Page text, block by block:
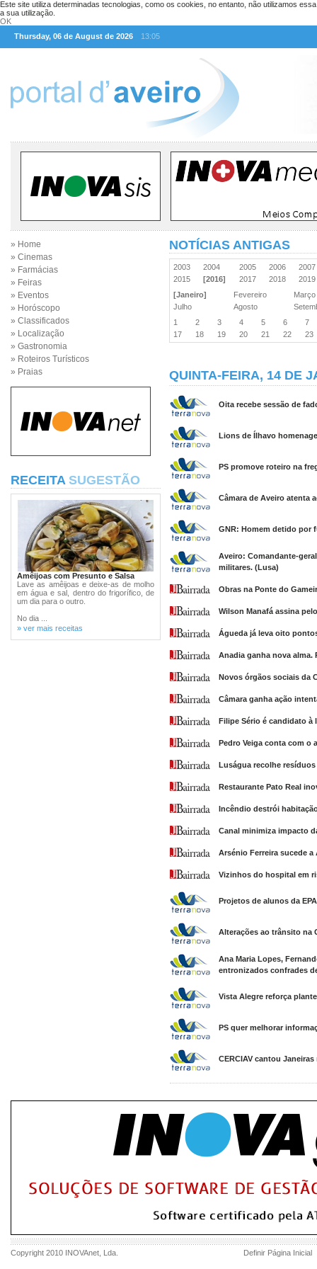
Este site utiliza determinadas tecnologias, como os cookies, no entanto, não utilizamos
a sua utilização.
OK
Thursday, 06 de August de 2026
13:05
» Home
» Cinemas
» Farmácias
» Feiras
» Eventos
» Horóscopo
» Classificados
» Localização
» Gastronomia
» Roteiros Turísticos
» Praias
RECEITA SUGESTÃO
Amêijoas com Presunto e Salsa
Lave as amêijoas e deixe-as de molho
em água e sal, dentro do frigorífico, de
um dia para o outro.
No dia ...
» ver mais receitas
NOTÍCIAS ANTIGAS
2003 2004 2005 2006
2015
[2016] 2017 2018
[Janeiro]
Fevereiro
Julho
Agosto
1
2 3 4 5 6
7
17
18 19 20 21 22 23
QUINTA-FEIRA, 14 DE
Oita recebe sessão de
Lions de Ílhavo
PS promove roteiro na
Câmara de Aveiro atenta
GNR: Homem detido por
Aveiro: Comandante-
militares. (Lusa)
Obras na Ponte do
Wilson Manafá assina
Águeda já leva oito
Anadia ganha nova
Novos órgãos sociais da
Câmara ganha ação
Filipe Sério é candidato à
Pedro Veiga conta com o
Luságua recolhe
Restaurante Pato Real
Incêndio destrói
Canal minimiza impacto
Arsénio Ferreira sucede a
Vizinhos do hospital em
Projetos de alunos da
Alterações ao trânsito na
Ana Maria Lopes,
entronizados confrades
Vista Alegre reforça
PS quer melhorar
CERCIAV cantou
Copyright 2010 INOVAnet , Lda. Definir Página Inicial